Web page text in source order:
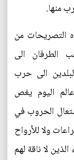
منها.
التصريحات من
الطرفان الى
الى حرب
اليوم يغص
الحروب في
ولا للأرواح
لا ناقة لهم